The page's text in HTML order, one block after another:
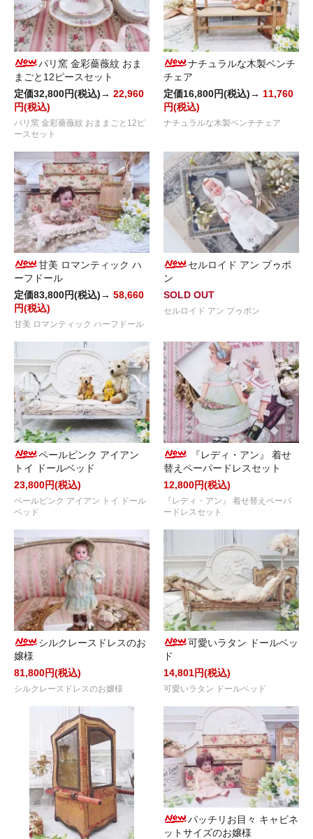
パリ窯 金彩薔薇紋 おま
まごと12ピースセット
定価32,800円(税込)→ 22,960
円(税込)
パリ窯 金彩薔薇紋 おままごと12ピ
ースセット
ナチュラルな木製ベンチ
チェア
定価16,800円(税込)→ 11,760
円(税込)
ナチュラルな木製ベンチチェア
甘美 ロマンティック ハ
ーフドール
定価83,800円(税込)→ 58,660
円(税込)
甘美 ロマンティック ハーフドール
セルロイド アン プゥポ
ン
SOLD OUT
セルロイド アン プゥポン
ペールピンク アイアン
トイ ドールベッド
23,800円(税込)
ペールピンク アイアン トイ ドール
ベッド
『レディ・アン』 着せ
替えペーパードレスセット
12,800円(税込)
『レディ・アン』 着せ替えペーパ
ードレスセット
シルクレースドレスのお
嬢様
81,800円(税込)
シルクレースドレスのお嬢様
可愛いラタン ドールベッ
ド
14,801円(税込)
可愛いラタン ドールベッド
パッチリお目々 キャビネ
ットサイズのお嬢様